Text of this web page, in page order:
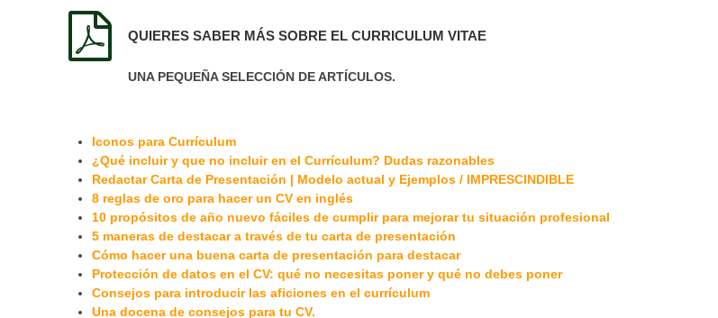
QUIERES SABER MÁS SOBRE EL CURRICULUM VITAE
UNA PEQUEÑA SELECCIÓN DE ARTÍCULOS.
Iconos para Currículum
¿Qué incluir y que no incluir en el Currículum? Dudas razonables
Redactar Carta de Presentación | Modelo actual y Ejemplos / IMPRESCINDIBLE
8 reglas de oro para hacer un CV en inglés
10 propósitos de año nuevo fáciles de cumplir para mejorar tu situación profesional
5 maneras de destacar a través de tu carta de presentación
Cómo hacer una buena carta de presentación para destacar
Protección de datos en el CV: qué no necesitas poner y qué no debes poner
Consejos para introducir las aficiones en el currículum
Una docena de consejos para tu CV.